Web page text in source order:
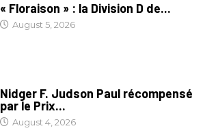
« Floraison » : la Division D de...
August 5, 2026
Nidger F. Judson Paul récompensé
par le Prix...
August 4, 2026